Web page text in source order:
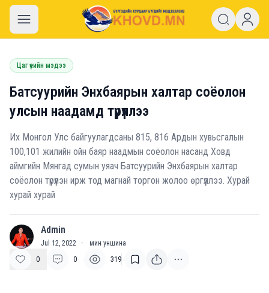
khovd.mn
Цаг үеийн мэдээ
Батсуурийн Энхбаярын халтар соёолон
улсын наадамд түрүүллээ
Их Монгол Улс байгуулагдсаны 815, 816 Ардын хувьсгалын
100,101 жилийн ойн баяр наадмын соёолон насанд Ховд
аймгийн Мянгад сумын уяач Батсуурийн Энхбаярын халтар
соёолон түрүүлэн ирж тод магнай торгон жолоо өргүүллээ. Хурай
хурай хурай
A Admin
Jul 12, 2022 ·
мин уншина
0
0 319